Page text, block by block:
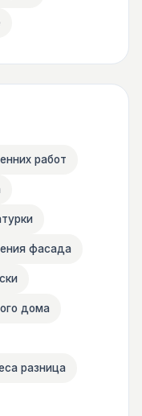
работ
фасада
дома
разница